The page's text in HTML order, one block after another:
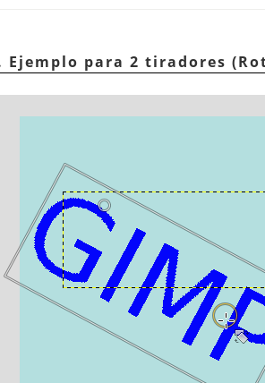
Ejemplo para 2 tiradores